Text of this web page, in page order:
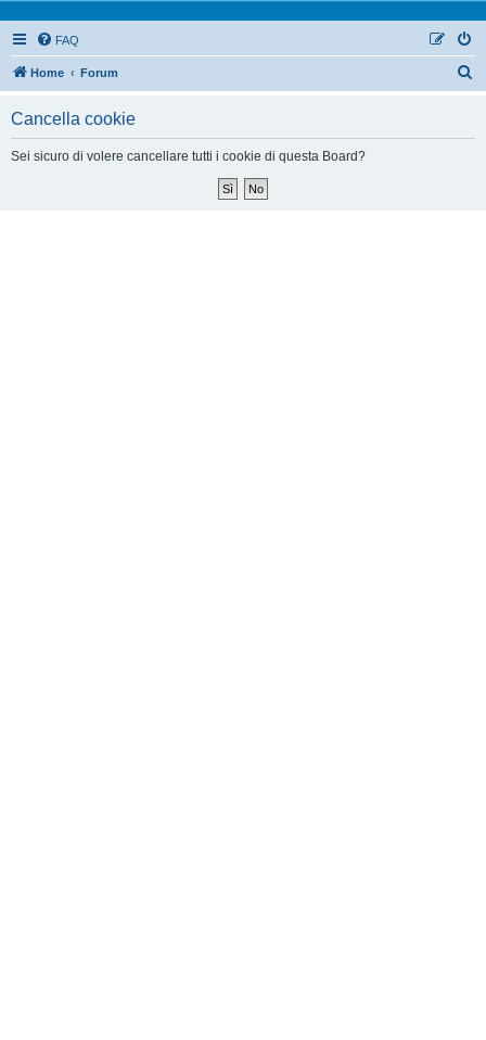
FAQ
Home Forum
Cancella cookie
Sei sicuro di volere cancellare tutti i cookie di questa Board?